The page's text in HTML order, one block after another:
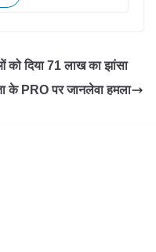
को दिया 71 लाख का झांसा
के PRO पर जानलेवा हमला